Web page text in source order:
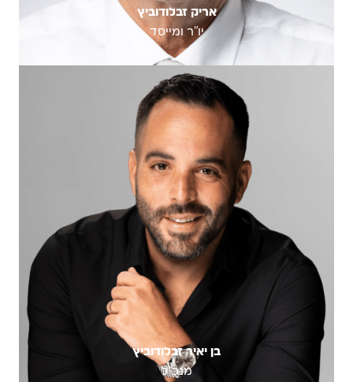
אריק זבלודוביץ
יו"ר ומייסד
בן יאיר זבלודוביץ
מנכ"ל